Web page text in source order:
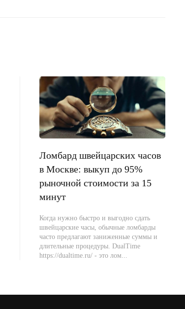
Ломбард швейцарских часов
в Москве: выкуп до 95%
рыночной стоимости за 15
минут
Когда нужно быстро и выгодно сдать
швейцарские часы, обычные ломбарды
часто предлагают заниженные суммы и
длительные процедуры. DualTime
https://dualtime.ru/ - это лом...